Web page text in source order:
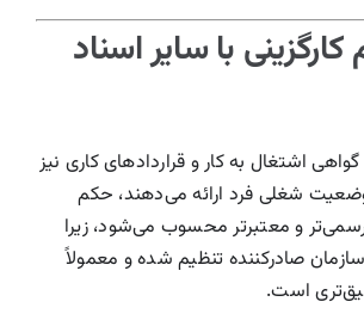
با سایر اسناد
اشتغال به کار و قراردادهای کاری نیز
وضعیت شغلی فرد ارائه می‌دهند، حکم
و معتبرتر محسوب می‌شود، زیرا
صادرکننده تنظیم شده و معمولاً
است.